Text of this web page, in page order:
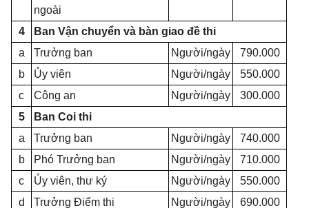
ngoài
4
Ban Vận chuyển và bàn giao đề thi
a
Trưởng ban Người/ngày
790.000
b
Ủy viên Người/ngày
550.000
c
Công an Người/ngày
300.000
5
Ban Coi thi
a
Trưởng ban Người/ngày
740.000
b
Phó Trưởng ban Người/ngày
710.000
c
Ủy viên, thư ký Người/ngày
550.000
d
Trưởng Điểm thi Người/ngày
690.000